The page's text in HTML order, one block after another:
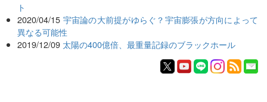
ト
2020/04/15 宇宙論の大前提がゆらぐ？宇宙膨張が方向によって
異なる可能性
2019/12/09 太陽の400億倍、最重量記録のブラックホール